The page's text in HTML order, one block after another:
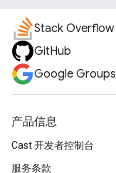
Stack Overflow
GitHub
Google Groups
产品信息
Cast 开发者控制台
服务条款